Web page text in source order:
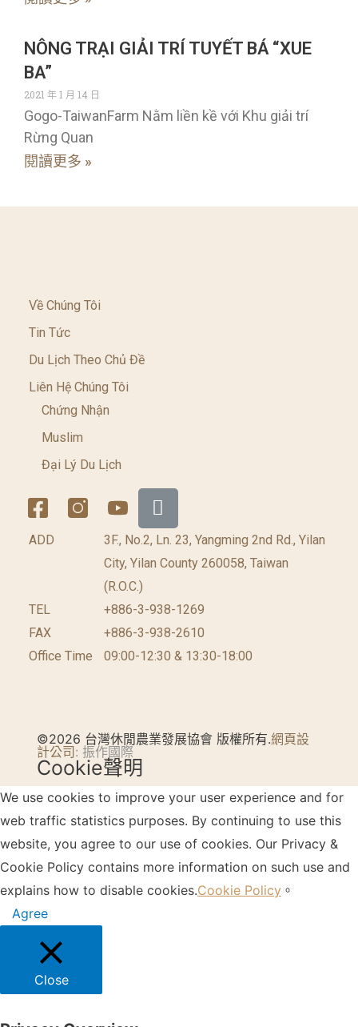
NÔNG TRẠI GIẢI TRÍ TUYẾT BÁ “XUE
BA”
2021 年 1 月 14 日
Gogo-TaiwanFarm Nằm liền kề với Khu giải trí
Rừng Quan
閱讀更多 »
Về Chúng Tôi
Tin Tức
Du Lịch Theo Chủ Đề
Liên Hệ Chúng Tôi
Chứng Nhận
Muslim
Đại Lý Du Lịch
ADD
3F., No.2, Ln. 23, Yangming 2nd Rd., Yilan
City, Yilan County 260058, Taiwan
(R.O.C.)
TEL
+886-3-938-1269​
FAX
+886-3-938-2610
Office Time
09:00-12:30 & 13:30-18:00
©2026 台灣休閒農業發展協會 版權所有.網頁設
計公司: 振作國際
Cookie聲明
We use cookies to improve your user experience and for
web traffic statistics purposes. By continuing to use this
website, you agree to our use of cookies. Our Privacy &
Cookie Policy contains more information on such use and
explains how to disable cookies.Cookie Policy 。
Agree
Close